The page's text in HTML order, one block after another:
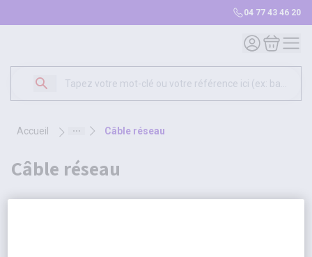
04 77 43 46 20
Mon compte
Mon
accueil câble réseau
câble réseau